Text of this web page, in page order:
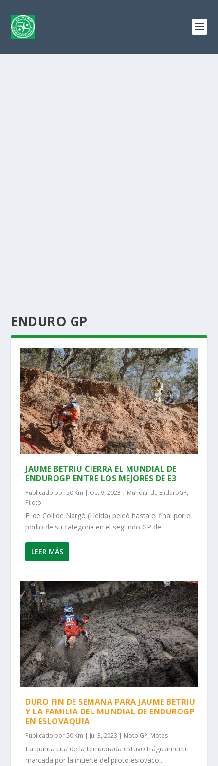
ENDURO GP
JAUME BETRIU CIERRA EL MUNDIAL DE
ENDUROGP ENTRE LOS MEJORES DE E3
Publicado por50 Km | Oct 9, 2023 | Mundial de EnduroGP,
Piloto
El de Coll de Nargó (Lleida) peleó hasta el final por el
podio de su categoría en el segundo GP de...
LEER MÁS
DURO FIN DE SEMANA PARA JAUME BETRIU
Y LA FAMILIA DEL MUNDIAL DE ENDUROGP
EN ESLOVAQUIA
Publicado por50 Km | Jul 3, 2023 | Moto GP, Motos
La quinta cita de la temporada estuvo trágicamente
marcada por la muerte del piloto eslovaco...